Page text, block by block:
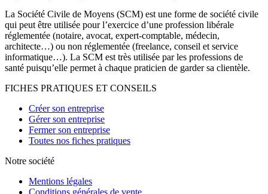
La Société Civile de Moyens (SCM) est une forme de société civile
qui peut être utilisée pour l’exercice d’une profession libérale
réglementée (notaire, avocat, expert-comptable, médecin,
architecte…) ou non réglementée (freelance, conseil et service
informatique…). La SCM est très utilisée par les professions de
santé puisqu’elle permet à chaque praticien de garder sa clientèle.
FICHES PRATIQUES ET CONSEILS
Créer son entreprise
Gérer son entreprise
Fermer son entreprise
Toutes nos fiches pratiques
Notre société
Mentions légales